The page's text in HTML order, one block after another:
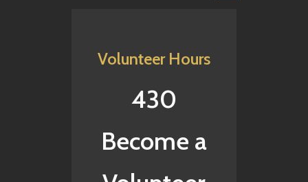
Volunteer Hours
430
Become a